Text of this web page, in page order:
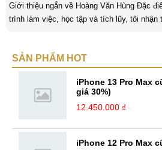
Giới thiệu ngắn về Hoàng Văn Hùng Đặc điểm nổi bật: Thông qua qua
trình làm việc, học tập và tích lũy, tôi nhận
năng làm việc độc lập, làm việc nhóm tốt.
SẢN PHẨM HOT
iPhone 13 Pro Max
giá 30%)
12.450.000 ₫
iPhone 12 Pro Max